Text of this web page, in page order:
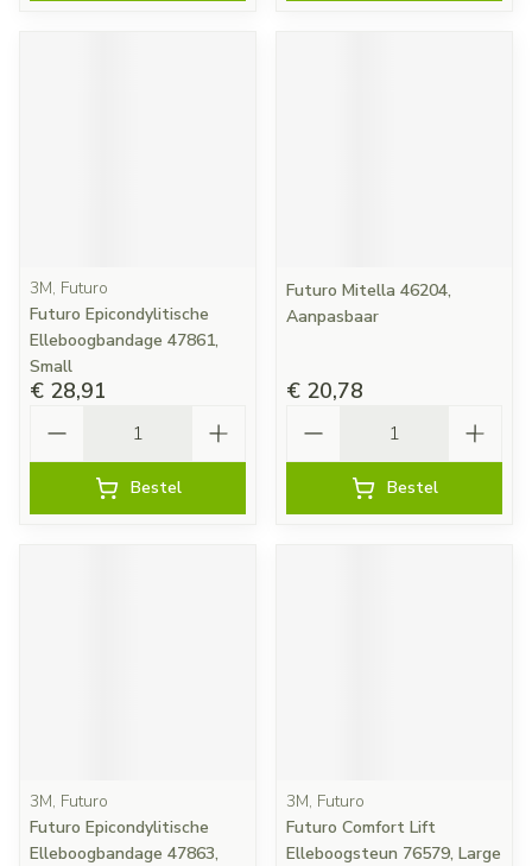
3M, Futuro
Futuro Epicondylitische
Elleboogbandage 47861,
Small
€ 28,91
Bestel
Futuro Mitella 46204,
Aanpasbaar
€ 20,78
Bestel
3M, Futuro
Futuro Epicondylitische
Elleboogbandage 47863,
3M, Futuro
Futuro Comfort Lift
Elleboogsteun 76579, Large